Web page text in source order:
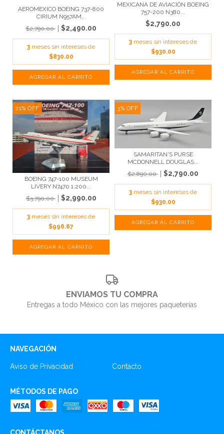
AEROMEXICO BOEING 737-800
CIRIUM N957AM...
$2,790.00
$2,490.00
3 meses sin intereses de
$830.00
MEXICANA DE AVIACIÓN BOEING
757-200 N380...
$2,790.00
3 meses sin intereses de
$930.00
21% OFF
BOEING 747-100 MUSEUM
LIVERY N7470 1:200...
$3,790.00
$2,990.00
3 meses sin intereses de
$996.67
3% OFF
SAMARITAN'S PURSE
MCDONNELL DOUGLAS...
$2,890.00
$2,790.00
3 meses sin intereses de
$930.00
ENVIAMOS TU COMPRA
Entregas a todo México con las mejores paqueterías
NAVEGACIÓN
Aviso de Privacidad Contacto
MÉTODOS DE PAGO